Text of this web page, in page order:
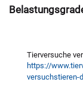
Tierversuche
https://
versuchstieren-